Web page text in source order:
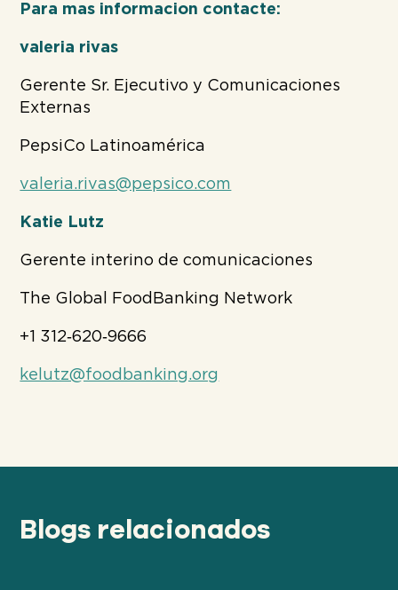
Para mas informacion contacte:
valeria rivas
Gerente Sr. Ejecutivo y Comunicaciones
Externas
PepsiCo Latinoamérica
valeria.rivas@pepsico.com
Katie Lutz
Gerente interino de comunicaciones
The Global FoodBanking Network
+1 312‐620‐9666
kelutz@foodbanking.org
Blogs relacionados